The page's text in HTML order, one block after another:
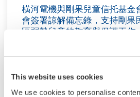
This website uses cookies
We use cookies to personalise
橫河電機與剛果兒童信托基金
會簽署諒解備忘錄，支持剛果
區弱勢兒童的教育與保護工作
更多新聞|